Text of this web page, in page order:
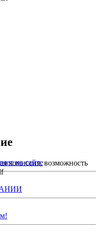
комиссия, возможность
на сайте